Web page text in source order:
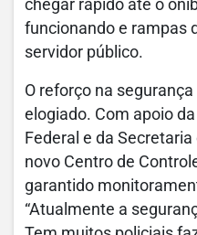
chegar rápido até o
funcionando e rampas
servidor público.
O reforço na
elogiado. Com apoio
Federal e da
novo Centro de
garantido
“Atualmente a